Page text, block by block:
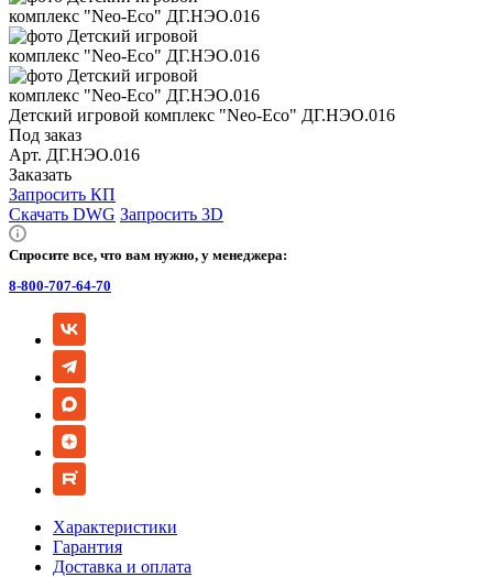
Детский игровой комплекс "Neo-Eco" ДГ.НЭО.016
Под заказ
Арт. ДГ.НЭО.016
Заказать
Запросить КП
Скачать DWG Запросить 3D
Спросите все, что вам нужно, у менеджера:
8-800-707-64-70
Характеристики
Гарантия
Доставка и оплата